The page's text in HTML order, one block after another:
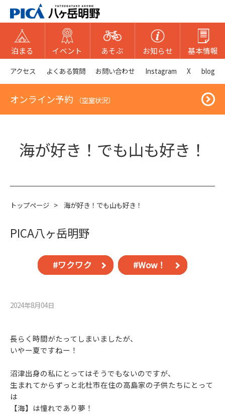
泊まる イベント あそぶ お知らせ 基本情報
アクセス よくある質問 お問い合わせ Instagram X blog
オンライン予約 （空室状況）
海が好き！でも山も好き！
トップページ > 海が好き！でも山も好き！
PICA八ヶ岳明野
#ワクワク #Wow！
2024年8月04⽇
長らく時間がたってしまいましたが、
いやー夏ですねー！
沼津出身の私にとってはそうでもないのですが、
生まれてからずっと北杜市在住の高島家の子供たちにとって
は
【海】は憧れであり夢！